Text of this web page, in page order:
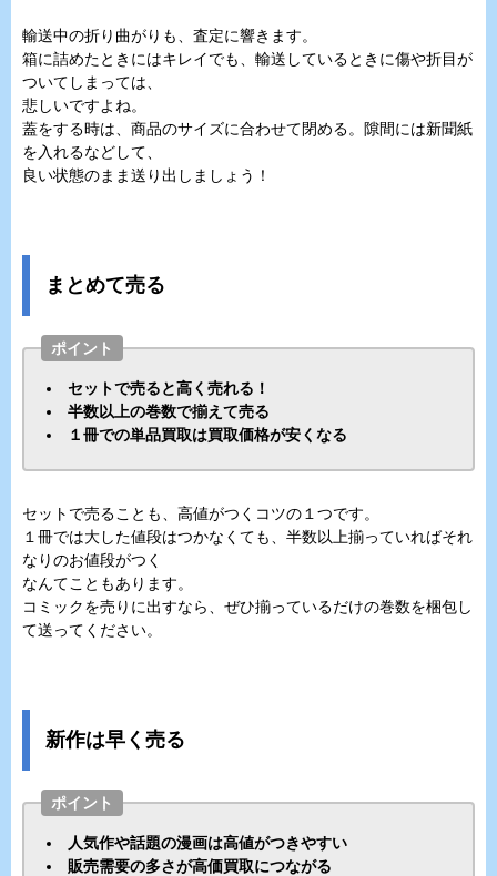
輸送中の折り曲がりも、査定に響きます。
箱に詰めたときにはキレイでも、輸送しているときに傷や折目が
ついてしまっては、
悲しいですよね。
蓋をする時は、商品のサイズに合わせて閉める。隙間には新聞紙
を入れるなどして、
良い状態のまま送り出しましょう！
まとめて売る
ポイント
セットで売ると高く売れる！
半数以上の巻数で揃えて売る
１冊での単品買取は買取価格が安くなる
セットで売ることも、高値がつくコツの１つです。
１冊では大した値段はつかなくても、半数以上揃っていればそれ
なりのお値段がつく
なんてこともあります。
コミックを売りに出すなら、ぜひ揃っているだけの巻数を梱包し
て送ってください。
新作は早く売る
ポイント
人気作や話題の漫画は高値がつきやすい
販売需要の多さが高価買取につながる